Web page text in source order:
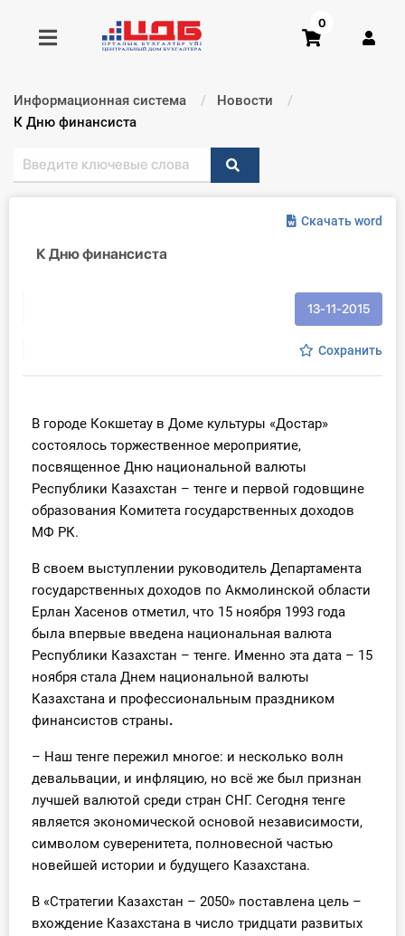
Получить консультацию
Купить доступ
Формы
Инструменты
Вебинары
Справочник бухгалтера
Участник ВЭД
Практика ИП
Кадры. Труд. Зарплата.
Учет по отраслям
Интернет-магазин
О Системе
Обучение
Тарифы
0
Информационная система
Новости
Текущий:
К Дню финансиста
Скачать word
К Дню финансиста
13-11-2015
Сохранить
В городе Кокшетау в Доме культуры «Достар»
состоялось торжественное мероприятие,
посвященное Дню национальной валюты
Республики Казахстан – тенге и первой годовщине
образования Комитета государственных доходов
МФ РК.
В своем выступлении руководитель Департамента
государственных доходов по Акмолинской области
Ерлан Хасенов отметил, что 15 ноября 1993 года
была впервые введена национальная валюта
Республики Казахстан – тенге. Именно эта дата – 15
ноября стала Днем национальной валюты
Казахстана и профессиональным праздником
финансистов страны.
– Наш тенге пережил многое: и несколько волн
девальвации, и инфляцию, но всё же был признан
лучшей валютой среди стран СНГ. Сегодня тенге
является экономической основой независимости,
символом суверенитета, полновесной частью
новейшей истории и будущего Казахстана.
В «Стратегии Казахстан – 2050» поставлена цель –
вхождение Казахстана в число тридцати развитых